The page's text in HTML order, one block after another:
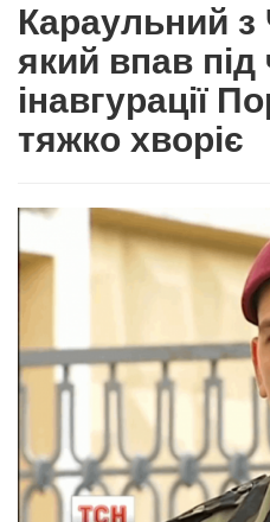
Караульний
який впав під
інавгурації
тяжко хворіє